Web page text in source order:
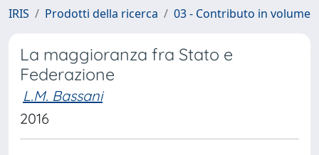
IRIS Prodotti della ricerca 03 - Contributo in volume
La maggioranza fra Stato e
Federazione
L.M. Bassani
2016